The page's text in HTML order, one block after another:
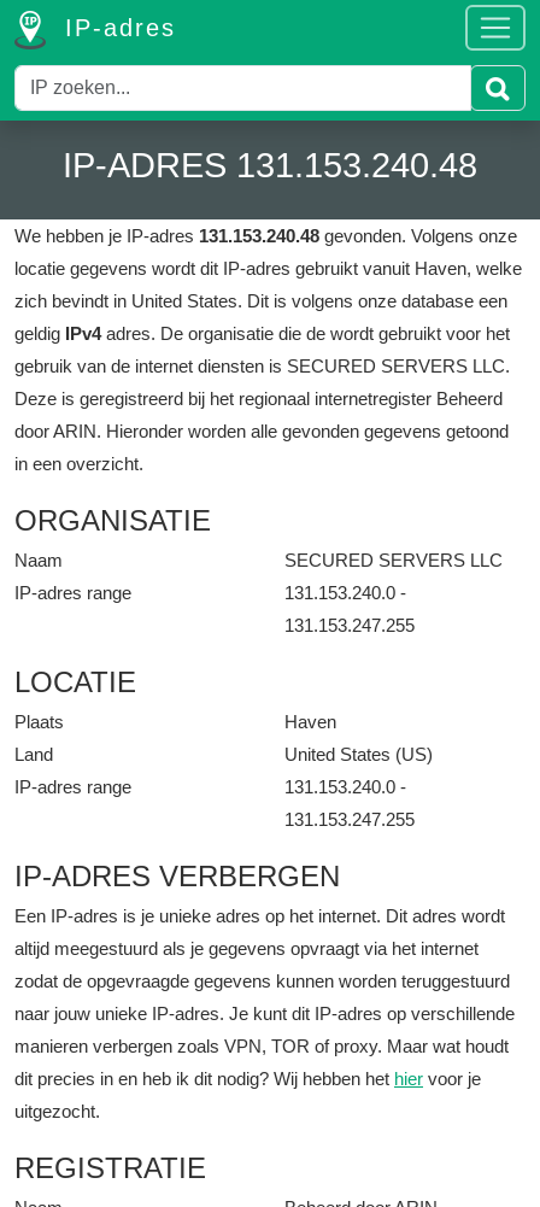
IP-adres
IP-ADRES 131.153.240.48
We hebben je IP-adres 131.153.240.48 gevonden. Volgens onze
locatie gegevens wordt dit IP-adres gebruikt vanuit Haven, welke
zich bevindt in United States. Dit is volgens onze database een
geldig IPv4adres. De organisatie die de wordt gebruikt voor het
gebruik van de internet diensten is SECURED SERVERS LLC.
Deze is geregistreerd bij het regionaal internetregister Beheerd
door ARIN. Hieronder worden alle gevonden gegevens getoond
in een overzicht.
ORGANISATIE
Naam
SECURED SERVERS LLC
IP-adres range
131.153.240.0 -
131.153.247.255
LOCATIE
Plaats
Haven
Land
United States (US)
IP-adres range
131.153.240.0 -
131.153.247.255
IP-ADRES VERBERGEN
Een IP-adres is je unieke adres op het internet. Dit adres wordt
altijd meegestuurd als je gegevens opvraagt via het internet
zodat de opgevraagde gegevens kunnen worden teruggestuurd
naar jouw unieke IP-adres. Je kunt dit IP-adres op verschillende
manieren verbergen zoals VPN, TOR of proxy. Maar wat houdt
dit precies in en heb ik dit nodig? Wij hebben het hier voor je
uitgezocht.
REGISTRATIE